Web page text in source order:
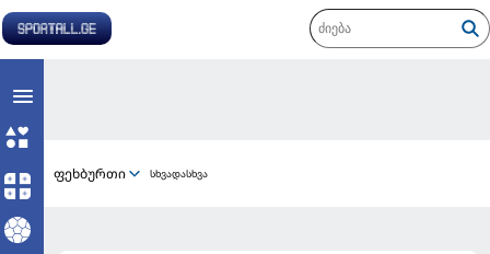
ფეხბურთი სხვადასხვა